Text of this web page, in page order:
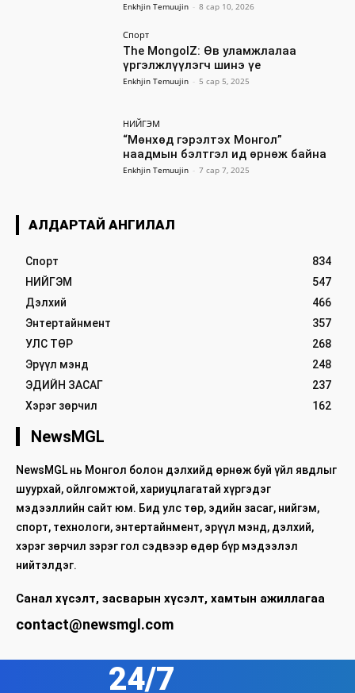
Enkhjin Temuujin - 8 сар 10, 2026
Спорт
The MongolZ: Өв уламжлалаа
үргэлжлүүлэгч шинэ үе
Enkhjin Temuujin - 5 сар 5, 2025
НИЙГЭМ
“Мөнхөд гэрэлтэх Монгол”
наадмын бэлтгэл ид өрнөж байна
Enkhjin Temuujin - 7 сар 7, 2025
АЛДАРТАЙ АНГИЛАЛ
Спорт
834
НИЙГЭМ
547
Дэлхий
466
Энтертайнмент
357
УЛС ТӨР
268
Эрүүл мэнд
248
ЭДИЙН ЗАСАГ
237
Хэрэг зөрчил
162
NewsMGL
NewsMGL нь Монгол болон дэлхийд өрнөж буй үйл явдлыг
шуурхай, ойлгомжтой, хариуцлагатай хүргэдэг
мэдээллийн сайт юм. Бид улс төр, эдийн засаг, нийгэм,
спорт, технологи, энтертайнмент, эрүүл мэнд, дэлхий,
хэрэг зөрчил зэрэг гол сэдвээр өдөр бүр мэдээлэл
нийтэлдэг.
Санал хүсэлт, засварын хүсэлт, хамтын ажиллагаа
contact@newsmgl.com
24/7